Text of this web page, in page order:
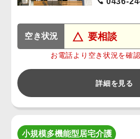
空き状況 要相談
お電話より空き状況を確
詳細を見る
小規模多機能型居宅介護